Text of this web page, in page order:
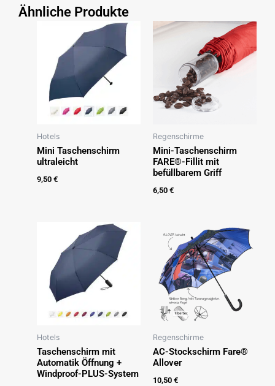
Ähnliche Produkte
Hotels
Mini Taschenschirm
ultraleicht
9,50 €
Regenschirme
Mini-Taschenschirm
FARE®-Fillit mit
befüllbarem Griff
6,50 €
Hotels
Taschenschirm mit
Automatik Öffnung +
Windproof-PLUS-System
Regenschirme
AC-Stockschirm Fare®
Allover
10,50 €